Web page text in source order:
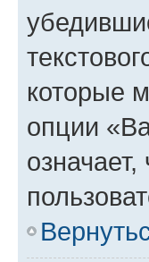
которые
опции